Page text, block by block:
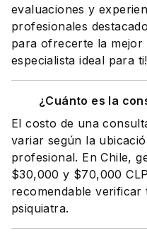
evaluaciones y
profesionales
para ofrecerte la mejor
especialista ideal para ti!
¿Cuánto es la
El costo de una
variar según la
profesional. En Chile,
$30,000 y $70,000
recomendable
psiquiatra.